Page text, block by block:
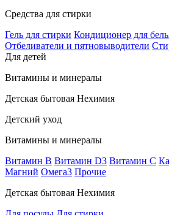
Средства для стирки
Гель для стирки Кондиционер для
Отбеливатели и пятновыводители
Для детей
Витамины и минералы
Детская бытовая Нехимия
Детский уход
Витамины и минералы
Витамин В Витамин D3 Витамин С
Магний Омега3 Прочие
Детская бытовая Нехимия